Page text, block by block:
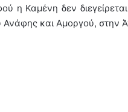
η Καμένη δεν
Ανάφης και Αμοργού, στην